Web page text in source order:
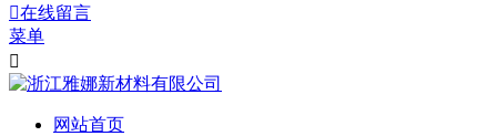
在线留言
菜单

网站首页